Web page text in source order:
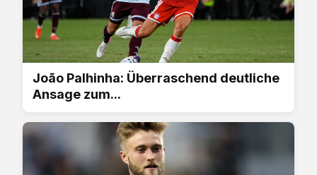
João Palhinha: Überraschend deutliche
Ansage zum...